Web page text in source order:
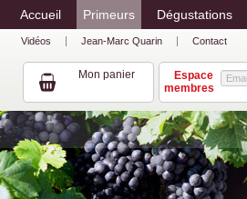
Accueil Primeurs Dégustations
Vidéos Jean-Marc Quarin Contact
Mon panier
Espace
membres